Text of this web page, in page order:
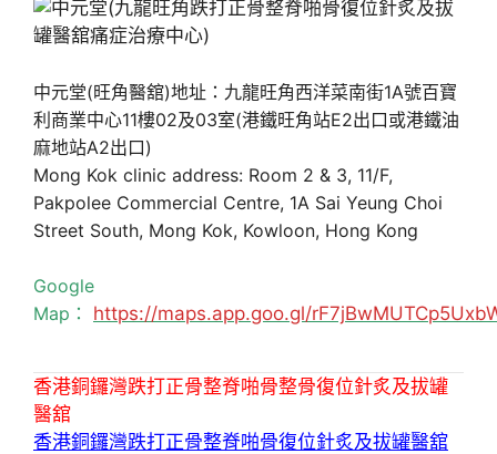
中元堂(旺角醫舘)地址：九龍旺角西洋菜南街1A號百寶
利商業中心11樓02及03室(港鐵旺角站E2出口或港鐵油
麻地站A2出口)
Mong Kok clinic address: Room 2 & 3, 11/F,
Pakpolee Commercial Centre, 1A Sai Yeung Choi
Street South, Mong Kok, Kowloon, Hong Kong
Google
Map： https://maps.app.goo.gl/
香港銅鑼灣跌打正骨整脊啪骨整骨復位針炙及拔罐
醫舘
香港銅鑼灣跌打正骨整脊啪骨復位針炙及拔罐醫舘